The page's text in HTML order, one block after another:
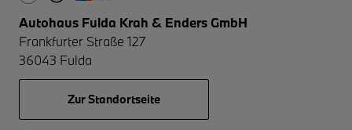
Autohaus Fulda Krah & Enders GmbH
Frankfurter Straße 127
36043 Fulda
Zur Standortseite